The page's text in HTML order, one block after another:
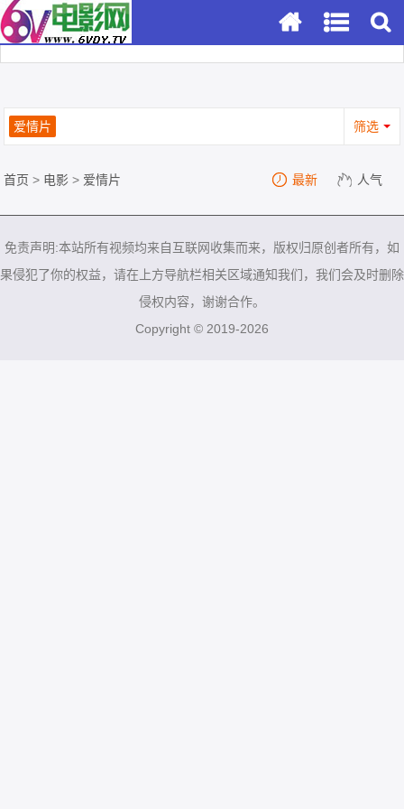
爱情片 筛选
首页 > 电影 > 爱情片 最新 人气
免责声明:本站所有视频均来自互联网收集而来，版权归原创者所有，如
果侵犯了你的权益，请在上方导航栏相关区域通知我们，我们会及时删除
侵权内容，谢谢合作。
Copyright © 2019-2026